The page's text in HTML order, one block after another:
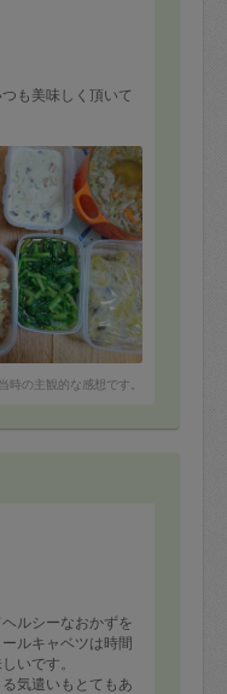
も美味しく頂いて
時の主観的な感想です。
ルシーなおかずを
ルキャベツは時間
いです。
気遣いもとてもあ